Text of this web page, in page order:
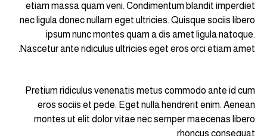
etiam massa quam veni. Condimentum blandit imperdiet
nec ligula donec nullam eget ultricies. Quisque sociis libero
ipsum nunc montes quam a dis amet ligula natoque.
Nascetur ante ridiculus ultricies eget eros orci etiam amet.
Pretium ridiculus venenatis metus commodo ante id cum
eros sociis et pede. Eget nulla hendrerit enim. Aenean
montes ut elit dolor vitae nec semper maecenas libero
rhoncus consequat.